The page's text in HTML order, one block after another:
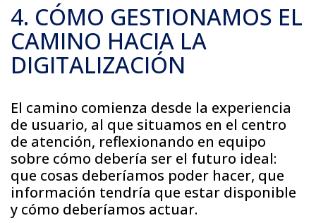
4. CÓMO GESTIONAMOS EL
CAMINO HACIA LA
DIGITALIZACIÓN
El camino comienza desde la experiencia
de usuario, al que situamos en el centro
de atención, reflexionando en equipo
sobre cómo debería ser el futuro ideal:
que cosas deberíamos poder hacer, que
información tendría que estar disponible
y cómo deberíamos actuar.